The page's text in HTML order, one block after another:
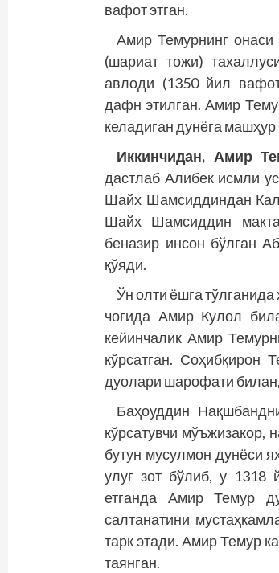
вафот этган.
Амир Темурнинг
(шариат тожи)
авлоди (1350 йил
дафн этилган. Амир
келадиган дунёга
Иккинчидан, Амир
дастлаб Алибек исмли
Шайх Шамсиддиндан
Шайх Шамсиддин
беназир инсон бўлган
қўяди.
Ўн олти ёшга
чоғида Амир Кулол
кейинчалик Амир
кўрсатган.
дуолари шарофати
Баҳоуддин
кўрсатувчи мўъжизакор,
бутун мусулмон дунёси
улуғ зот бўлиб, у 1318
етганда Амир Темур
салтанатини
тарк этади. Амир Темур
таянган.